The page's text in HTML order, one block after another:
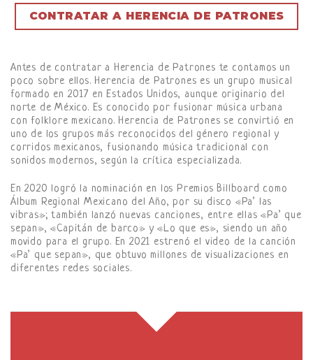
CONTRATAR A HERENCIA DE PATRONES
Antes de contratar a Herencia de Patrones te contamos un
poco sobre ellos. Herencia de Patrones es un grupo musical
formado en 2017 en Estados Unidos, aunque originario del
norte de México. Es conocido por fusionar música urbana
con folklore mexicano. Herencia de Patrones se convirtió en
uno de los grupos más reconocidos del género regional y
corridos mexicanos, fusionando música tradicional con
sonidos modernos, según la crítica especializada.
En 2020 logró la nominación en los Premios Billboard como
Álbum Regional Mexicano del Año, por su disco «Pa’ las
vibras»; también lanzó nuevas canciones, entre ellas «Pa’ que
sepan», «Capitán de barco» y «Lo que es», siendo un año
movido para el grupo. En 2021 estrenó el video de la canción
«Pa’ que sepan», que obtuvo millones de visualizaciones en
diferentes redes sociales.